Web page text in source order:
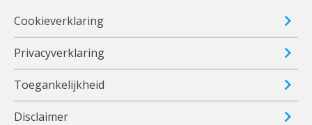
Cookieverklaring
Privacyverklaring
Toegankelijkheid
Disclaimer